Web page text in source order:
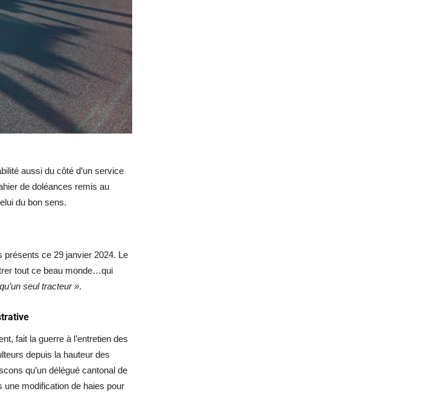
aussi du côté d’un service
de doléances remis au
du bon sens.
présents ce 29 janvier 2024. Le
tout ce beau monde…qui
seul tracteur ».
fait la guerre à l’entretien des
depuis la hauteur des
qu’un délégué cantonal de
modification de haies pour